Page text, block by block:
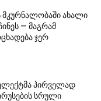
ახალი
— მაგრამ
ჯერ
პირველად
სრული